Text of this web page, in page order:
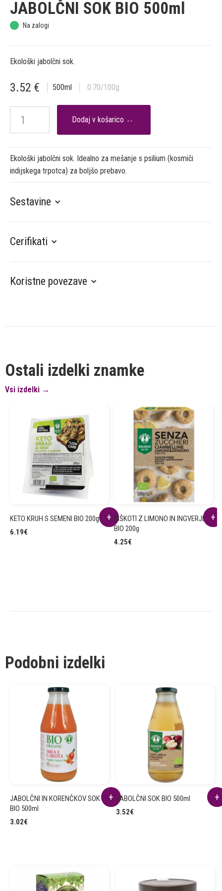
JABOLČNI SOK BIO 500ml
Na zalogi
Ekološki jabolčni sok.
3.52 € 500ml 0.70/100g

Ekološki jabolčni sok. Idealno za mešanje s psilium (kosmiči
indijskega trpotca) za boljšo prebavo.
Sestavine
Cerifikati
Koristne povezave
Ostali izdelki znamke
Vsi izdelki →
KETO KRUH S SEMENI BIO 200g
6.19€
PIŠKOTI Z LIMONO IN INGVERJEM
BIO 200g
4.25€
Podobni izdelki
JABOLČNI IN KORENČKOV SOK
BIO 500ml
3.02€
JABOLČNI SOK BIO 500ml
3.52€